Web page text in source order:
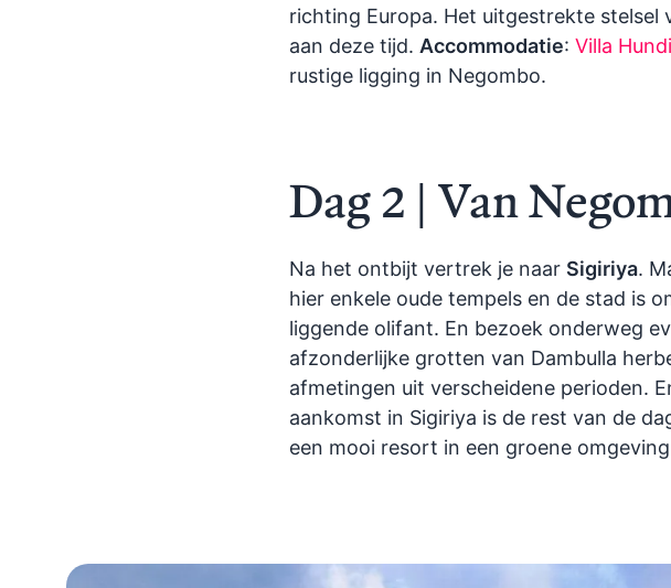
richting Europa. Het uitgestrekte stelsel
aan deze tijd. Accommodatie: Villa
rustige ligging in Negombo.
Dag 2 | Van
Na het ontbijt vertrek je naar Sigiriya.
hier enkele oude tempels en de stad is
liggende olifant. En bezoek onderweg
afzonderlijke grotten van Dambulla
afmetingen uit verscheidene perioden.
aankomst in Sigiriya is de rest van de
een mooi resort in een groene